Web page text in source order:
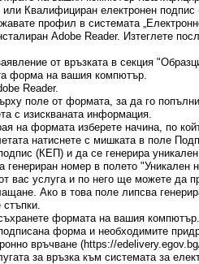
Квалифициран електронен
профил в системата
Adobe Reader. Изтеглете
от връзката в секция
форма на вашия компютър.
Reader.
поле от формата, за да го
с изискваната информация.
формата изберете начина, по
натиснете с мишката в поле
(КЕП) и да се генерира
номер в полето "Уникален
вас услуга и по него ще можете да
Ако в това поле липсва
формата на вашия компютър.
форма и необходимите
връчване (https://
за връзка към системата за